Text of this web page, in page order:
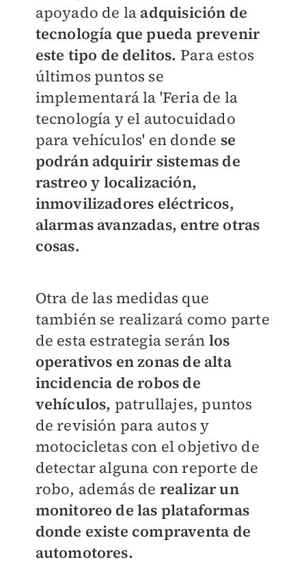
apoyado de la adquisición de
tecnología que pueda prevenir
este tipo de delitos. Para estos
últimos puntos se
implementará la 'Feria de la
tecnología y el autocuidado
para vehículos' en donde se
podrán adquirir sistemas de
rastreo y localización,
inmovilizadores eléctricos,
alarmas avanzadas, entre otras
cosas.
Otra de las medidas que
también se realizará como parte
de esta estrategia serán los
operativos en zonas de alta
incidencia de robos de
vehículos, patrullajes, puntos
de revisión para autos y
motocicletas con el objetivo de
detectar alguna con reporte de
robo, además de realizar un
monitoreo de las plataformas
donde existe compraventa de
automotores.